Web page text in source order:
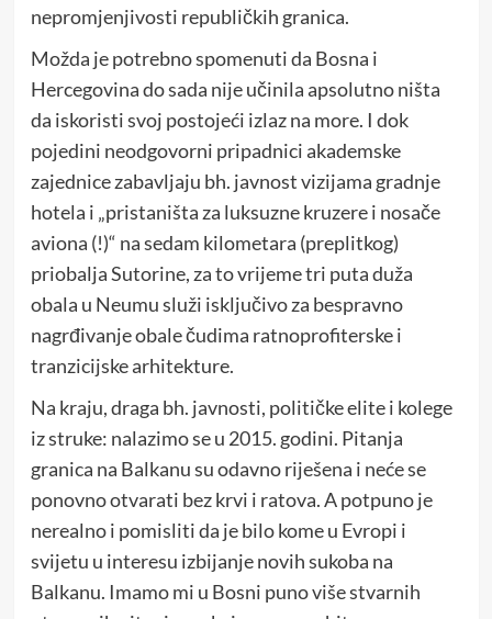
nepromjenjivosti republičkih granica.
Možda je potrebno spomenuti da Bosna i
Hercegovina do sada nije učinila apsolutno ništa
da iskoristi svoj postojeći izlaz na more. I dok
pojedini neodgovorni pripadnici akademske
zajednice zabavljaju bh. javnost vizijama gradnje
hotela i „pristaništa za luksuzne kruzere i nosače
aviona (!)“ na sedam kilometara (preplitkog)
priobalja Sutorine, za to vrijeme tri puta duža
obala u Neumu služi isključivo za bespravno
nagrđivanje obale čudima ratnoprofiterske i
tranzicijske arhitekture.
Na kraju, draga bh. javnosti, političke elite i kolege
iz struke: nalazimo se u 2015. godini. Pitanja
granica na Balkanu su odavno riješena i neće se
ponovno otvarati bez krvi i ratova. A potpuno je
nerealno i pomisliti da je bilo kome u Evropi i
svijetu u interesu izbijanje novih sukoba na
Balkanu. Imamo mi u Bosni puno više stvarnih